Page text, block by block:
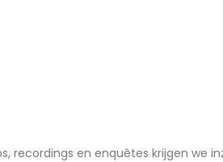
recordings en enquêtes krijgen we